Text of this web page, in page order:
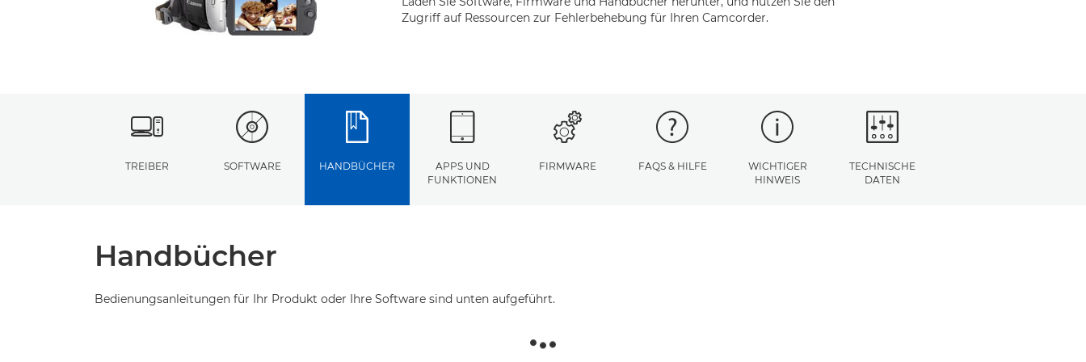
Zugriff auf Ressourcen zur Fehlerbehebung für Ihren Camcorder.
TREIBER SOFTWARE HANDBÜCHER
APPS UND
FUNKTIONEN
FIRMWARE FAQS & HILFE
WICHTIGER
HINWEIS
TECHNISCHE
DATEN
Handbücher
Bedienungsanleitungen für Ihr Produkt oder Ihre Software sind unten aufgeführt.